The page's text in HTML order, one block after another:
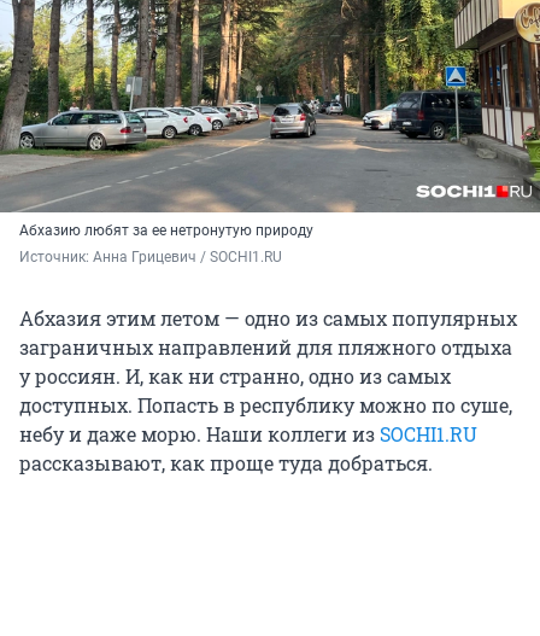
Абхазию любят за ее нетронутую природу
Источник: Анна Грицевич / SOCHI1.RU
Абхазия этим летом — одно из самых популярных
заграничных направлений для пляжного отдыха
у россиян. И, как ни странно, одно из самых
доступных. Попасть в республику можно по суше,
небу и даже морю. Наши коллеги из SOCHI1.RU
рассказывают, как проще туда добраться.